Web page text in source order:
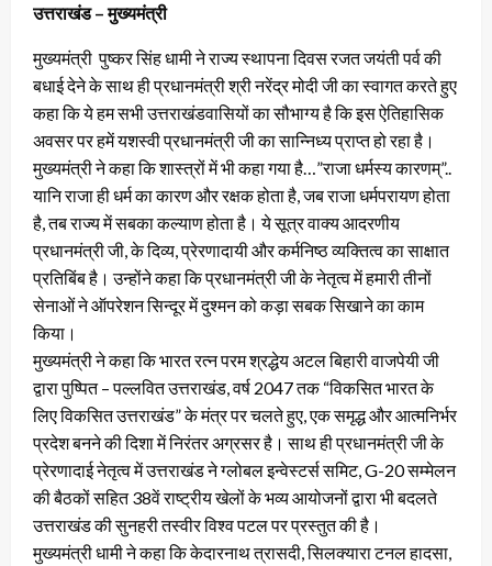
उत्तराखंड – मुख्यमंत्री
मुख्यमंत्री पुष्कर सिंह धामी ने राज्य स्थापना दिवस रजत जयंती पर्व की
बधाई देने के साथ ही प्रधानमंत्री श्री नरेंद्र मोदी जी का स्वागत करते हुए
कहा कि ये हम सभी उत्तराखंडवासियों का सौभाग्य है कि इस ऐतिहासिक
अवसर पर हमें यशस्वी प्रधानमंत्री जी का सान्निध्य प्राप्त हो रहा है।
मुख्यमंत्री ने कहा कि शास्त्रों में भी कहा गया है…”राजा धर्मस्य कारणम्”..
यानि राजा ही धर्म का कारण और रक्षक होता है, जब राजा धर्मपरायण होता
है, तब राज्य में सबका कल्याण होता है। ये सूत्र वाक्य आदरणीय
प्रधानमंत्री जी, के दिव्य, प्रेरणादायी और कर्मनिष्ठ व्यक्तित्व का साक्षात
प्रतिबिंब है। उन्होंने कहा कि प्रधानमंत्री जी के नेतृत्व में हमारी तीनों
सेनाओं ने ऑपरेशन सिन्दूर में दुश्मन को कड़ा सबक सिखाने का काम
किया।
मुख्यमंत्री ने कहा कि भारत रत्न परम श्रद्धेय अटल बिहारी वाजपेयी जी
द्वारा पुष्पित – पल्लवित उत्तराखंड, वर्ष 2047 तक “विकसित भारत के
लिए विकसित उत्तराखंड” के मंत्र पर चलते हुए, एक समृद्ध और आत्मनिर्भर
प्रदेश बनने की दिशा में निरंतर अग्रसर है। साथ ही प्रधानमंत्री जी के
प्रेरणादाई नेतृत्व में उत्तराखंड ने ग्लोबल इन्वेस्टर्स समिट, G-20 सम्मेलन
की बैठकों सहित 38वें राष्ट्रीय खेलों के भव्य आयोजनों द्वारा भी बदलते
उत्तराखंड की सुनहरी तस्वीर विश्व पटल पर प्रस्तुत की है।
मुख्यमंत्री धामी ने कहा कि केदारनाथ त्रासदी, सिलक्यारा टनल हादसा,